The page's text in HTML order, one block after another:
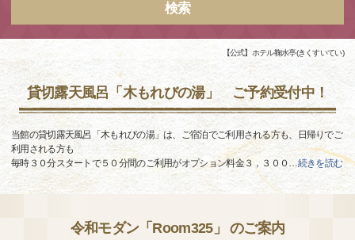
検索
【公式】ホテル鞠水亭(きくすいてい)
貸切露天風呂「木もれびの湯」 ご予約受付中！
当館の貸切露天風呂「木もれびの湯」は、ご宿泊でご利用される方も、日帰りでご
利用される方も
毎時３０分スタートで５０分間のご利用がオプション料金３，３００…続きを読む
令和モダン「Room325」 のご案内